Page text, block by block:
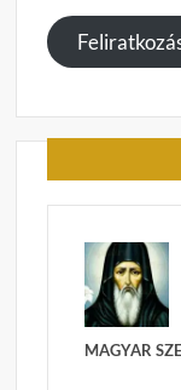
megadása
MAGYAR